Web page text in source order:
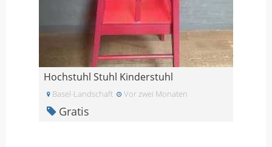
Hochstuhl Stuhl Kinderstuhl
Basel-Landschaft Vor zwei Monaten
Gratis